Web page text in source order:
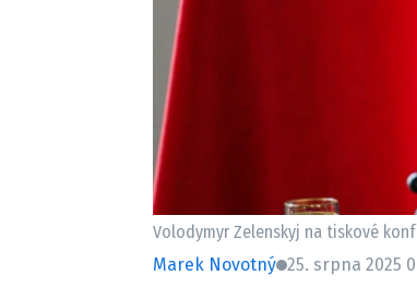
Volodymyr Zelenskyj na tiskové
Marek Novotný 25. srpna 2025